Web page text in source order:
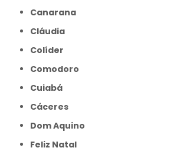
Canarana
Cláudia
Colíder
Comodoro
Cuiabá
Cáceres
Dom Aquino
Feliz Natal